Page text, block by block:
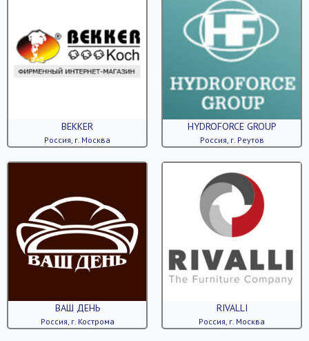
BEKKER
Россия, г. Москва
HYDROFORCE GROUP
Россия, г. Реутов
ВАШ ДЕНЬ
Россия, г. Кострома
RIVALLI
Россия, г. Москва